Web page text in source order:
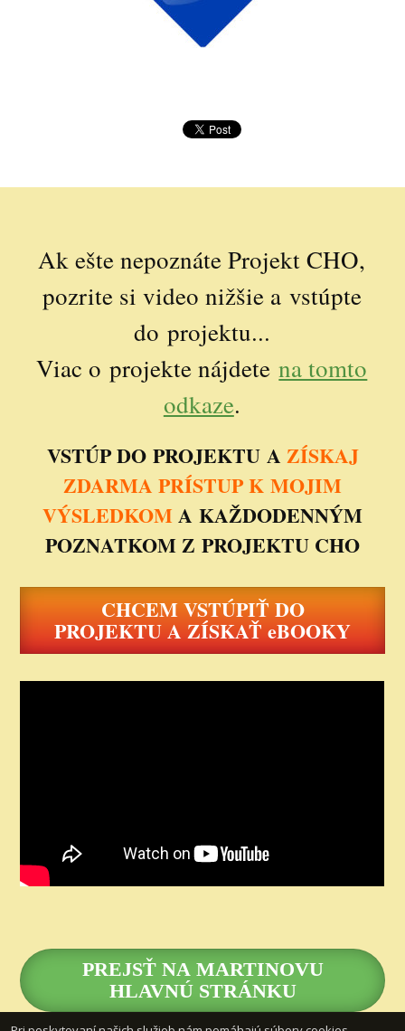
Ak ešte nepoznáte Projekt CHO,
pozrite si video nižšie a vstúpte
do projektu...
Viac o projekte nájdetena tomto
odkaze.
VSTÚP DO PROJEKTU A ZÍSKAJ
ZDARMA PRÍSTUP K MOJIM
VÝSLEDKOMA KAŽDODENNÝM
POZNATKOM Z PROJEKTU CHO
CHCEM VSTÚPIŤ DO
PROJEKTU A ZÍSKAŤ eBOOKY
PREJSŤ NA MARTINOVU
HLAVNÚ STRÁNKU